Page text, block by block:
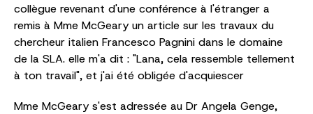
collègue revenant d'une conférence à l'étranger a
remis à Mme McGeary un article sur les travaux du
chercheur italien Francesco Pagnini dans le domaine
de la SLA. elle m'a dit : "Lana, cela ressemble tellement
à ton travail", et j'ai été obligée d'acquiescer
Mme McGeary s'est adressée au Dr Angela Genge,